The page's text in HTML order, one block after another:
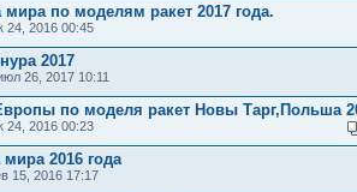
по моделям ракет 2017 года.
24, 2016 00:45
2017
26, 2017 10:11
по моделя ракет Новы Тарг,Польша
24, 2016 00:23
2016 года
15, 2016 17:17